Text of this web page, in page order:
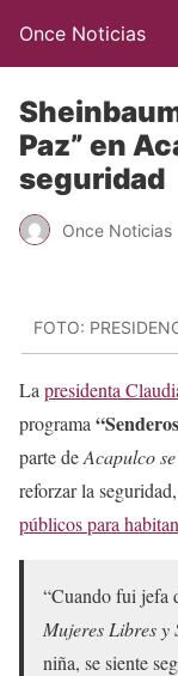
Once Noticias
Paz” en
seguridad
Once Noticias
FOTO:
La presidenta
programa
parte deAcapulco
reforzar la
públicos para
“Cuando fui jefa
Mujeres Libres y
niña, se siente